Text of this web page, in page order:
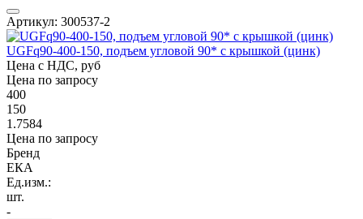
Артикул: 300537-2
UGFq90-400-150, подъем угловой 90* с крышкой (цинк)
Цена с НДС, руб
Цена по запросу
400
150
1.7584
Цена по запросу
Бренд
ЕКА
Ед.изм.:
шт.
-